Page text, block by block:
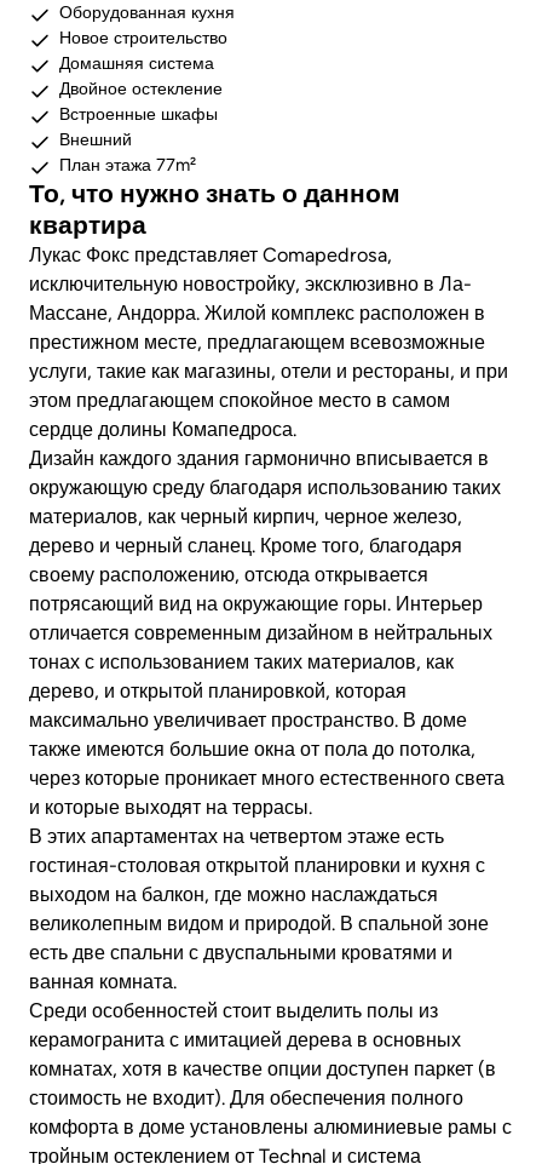
Оборудованная кухня
Новое строительство
Домашняя система
Двойное остекление
Встроенные шкафы
Внешний
План этажа 77m²
То, что нужно знать о данном
квартира
Лукас Фокс представляет Comapedrosa,
исключительную новостройку, эксклюзивно в Ла-
Массане, Андорра. Жилой комплекс расположен в
престижном месте, предлагающем всевозможные
услуги, такие как магазины, отели и рестораны, и при
этом предлагающем спокойное место в самом
сердце долины Комапедроса.
Дизайн каждого здания гармонично вписывается в
окружающую среду благодаря использованию таких
материалов, как черный кирпич, черное железо,
дерево и черный сланец. Кроме того, благодаря
своему расположению, отсюда открывается
потрясающий вид на окружающие горы. Интерьер
отличается современным дизайном в нейтральных
тонах с использованием таких материалов, как
дерево, и открытой планировкой, которая
максимально увеличивает пространство. В доме
также имеются большие окна от пола до потолка,
через которые проникает много естественного света
и которые выходят на террасы.
В этих апартаментах на четвертом этаже есть
гостиная-столовая открытой планировки и кухня с
выходом на балкон, где можно наслаждаться
великолепным видом и природой. В спальной зоне
есть две спальни с двуспальными кроватями и
ванная комната.
Среди особенностей стоит выделить полы из
керамогранита с имитацией дерева в основных
комнатах, хотя в качестве опции доступен паркет (в
стоимость не входит). Для обеспечения полного
комфорта в доме установлены алюминиевые рамы с
тройным остеклением от Technal и система